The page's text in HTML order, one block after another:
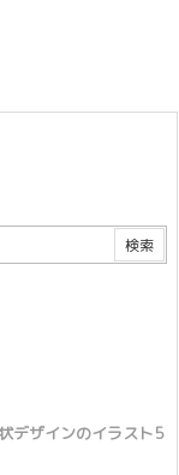
デザインのイラスト5